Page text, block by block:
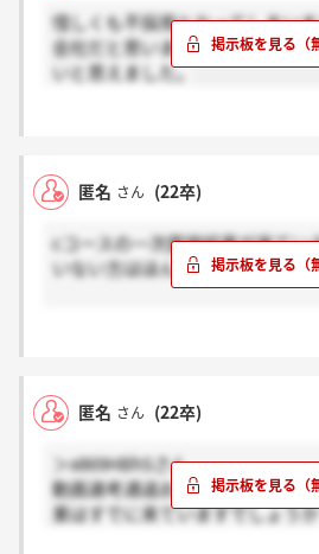
惜しくも不採用となってしまい
会社だと思います。いつかまた
いと思えました。
匿名 さん (22卒)
cコースの一次面接結果が来てい
いない方はほんと？をお願いきま
匿名 さん (22卒)
＞x869HBhSさん
動画選考通過おめでとうござい
果はすでに来ていますでしょう